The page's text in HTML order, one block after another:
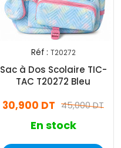
Réf : T20272
Sac à Dos Scolaire TIC-
TAC T20272 Bleu
45,000 DT
30,900 DT
En stock